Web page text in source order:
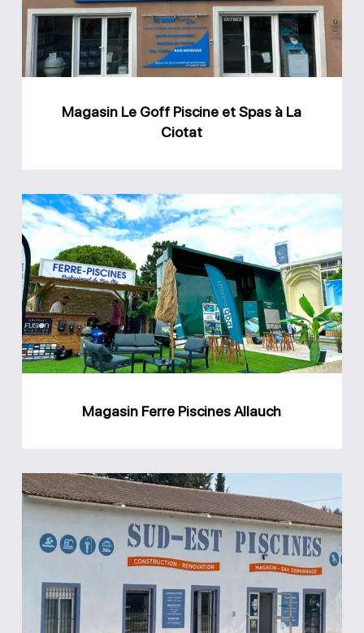
et
Spas
à
Ciotat
Magasin Le Goff Piscine et Spas à La
Ciotat
Magasin
Ferre
Piscines
Allauch
Magasin Ferre Piscines Allauch
Magasin
Sud
Est
Piscines
Ventabren